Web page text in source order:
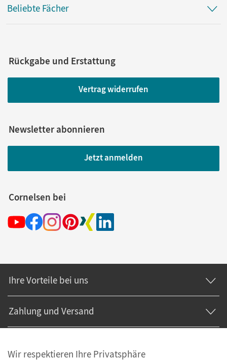
Beliebte Fächer
Rückgabe und Erstattung
Vertrag widerrufen
Newsletter abonnieren
Jetzt anmelden
Cornelsen bei
Ihre Vorteile bei uns
Zahlung und Versand
Wir respektieren Ihre Privatsphäre